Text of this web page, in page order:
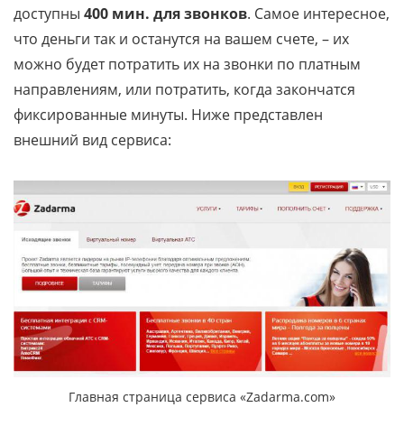
доступны 400 мин. для звонков. Самое интересное,
что деньги так и останутся на вашем счете, – их
можно будет потратить их на звонки по платным
направлениям, или потратить, когда закончатся
фиксированные минуты. Ниже представлен
внешний вид сервиса:
Главная страница сервиса «Zadarma.com»